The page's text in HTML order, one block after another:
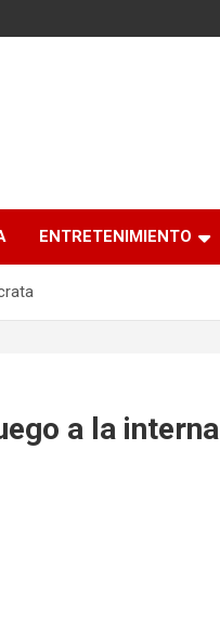
ENTRETENIMIENTO
a la interna